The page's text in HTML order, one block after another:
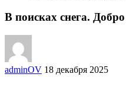
В поисках снега.
adminOV 18 декабря 2025